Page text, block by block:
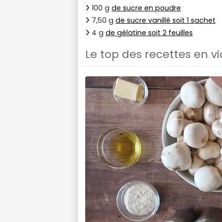
100 g de sucre en poudre
7,50 g de sucre vanillé soit 1 sachet
4 g de gélatine soit 2 feuilles
Le top des recettes en